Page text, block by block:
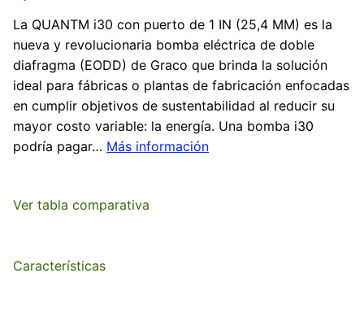
Bombas industriales
QUANTM i30
QUANTM i80
Bombas sanitarias
Bombas sanitarias
QUANTM h30
Otras bombas línea Graco
¿Qué es?
¿Por qué se creó?
¿Cómo trabaja?
¿Cómo ahorro utilizando esta tecnología?
Nosotros
Contacto
ventas@quantm.mx
La QUANTM i30 con puerto de 1 IN (25,4 MM) es la
nueva y revolucionaria bomba eléctrica de doble
diafragma (EODD) de Graco que brinda la solución
ideal para fábricas o plantas de fabricación enfocadas
en cumplir objetivos de sustentabilidad al reducir su
mayor costo variable: la energía. Una bomba i30
podría pagar… Más información
Ver tabla comparativa
Características